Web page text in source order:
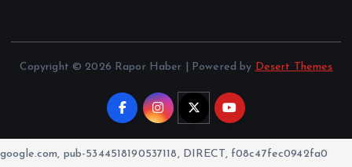
Copyright © 2026 Rapor Haber | Powered by Desert Themes
google.com, pub-5344518190537118, DIRECT, f08c47fec0942fa0